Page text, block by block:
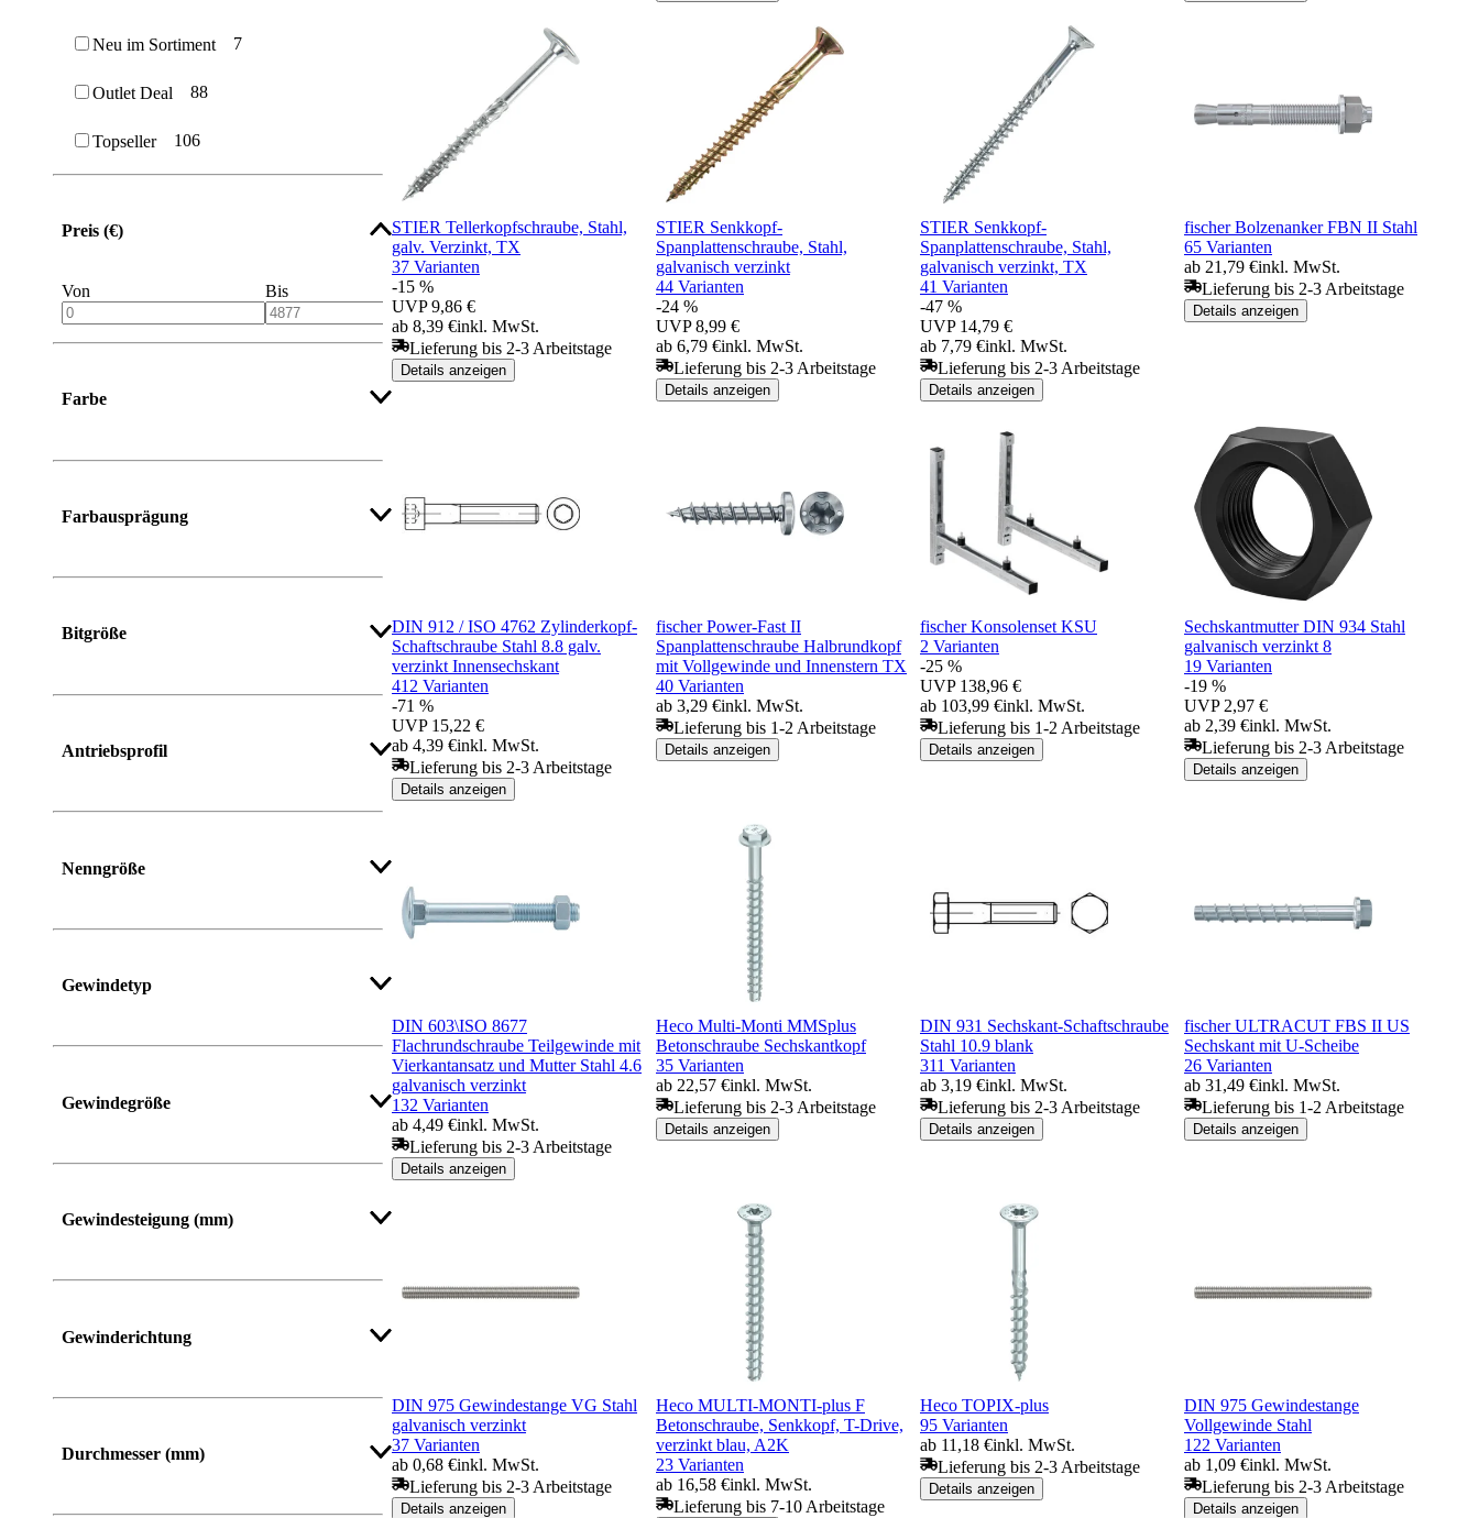
Neu im Sortiment 7
Outlet Deal 88
Topseller 106
Preis (€)
Von Bis
Farbe
Farbausprägung
Bitgröße
Antriebsprofil
Nenngröße
Gewindetyp
Gewindegröße
Gewindesteigung (mm)
Gewinderichtung
Durchmesser (mm)
STIER Tellerkopfschraube, Stahl,
galv. Verzinkt, TX
37 Varianten
-15 %
UVP 9,86 €
ab 8,39 €inkl. MwSt.
Lieferung bis 2-3 Arbeitstage
Details anzeigen
STIER Senkkopf-
Spanplattenschraube, Stahl,
galvanisch verzinkt
44 Varianten
-24 %
UVP 8,99 €
ab 6,79 €inkl. MwSt.
Lieferung bis 2-3 Arbeitstage
Details anzeigen
STIER Senkkopf-
Spanplattenschraube, Stahl,
galvanisch verzinkt, TX
41 Varianten
-47 %
UVP 14,79 €
ab 7,79 €inkl. MwSt.
Lieferung bis 2-3 Arbeitstage
Details anzeigen
fischer Bolzenanker FBN II Stahl
65 Varianten
ab 21,79 €inkl. MwSt.
Lieferung bis 2-3 Arbeitstage
Details anzeigen
DIN 912 / ISO 4762 Zylinderkopf-
Schaftschraube Stahl 8.8 galv.
verzinkt Innensechskant
412 Varianten
-71 %
UVP 15,22 €
ab 4,39 €inkl. MwSt.
Lieferung bis 2-3 Arbeitstage
Details anzeigen
fischer Power-Fast II
Spanplattenschraube Halbrundkopf
mit Vollgewinde und Innenstern TX
40 Varianten
ab 3,29 €inkl. MwSt.
Lieferung bis 1-2 Arbeitstage
Details anzeigen
fischer Konsolenset KSU
2 Varianten
-25 %
UVP 138,96 €
ab 103,99 €inkl. MwSt.
Lieferung bis 1-2 Arbeitstage
Details anzeigen
Sechskantmutter DIN 934 Stahl
galvanisch verzinkt 8
19 Varianten
-19 %
UVP 2,97 €
ab 2,39 €inkl. MwSt.
Lieferung bis 2-3 Arbeitstage
Details anzeigen
DIN 603\ISO 8677
Flachrundschraube Teilgewinde mit
Vierkantansatz und Mutter Stahl 4.6
galvanisch verzinkt
132 Varianten
ab 4,49 €inkl. MwSt.
Lieferung bis 2-3 Arbeitstage
Details anzeigen
Heco Multi-Monti MMSplus
Betonschraube Sechskantkopf
35 Varianten
ab 22,57 €inkl. MwSt.
Lieferung bis 2-3 Arbeitstage
Details anzeigen
DIN 931 Sechskant-Schaftschraube
Stahl 10.9 blank
311 Varianten
ab 3,19 €inkl. MwSt.
Lieferung bis 2-3 Arbeitstage
Details anzeigen
fischer ULTRACUT FBS II US
Sechskant mit U-Scheibe
26 Varianten
ab 31,49 €inkl. MwSt.
Lieferung bis 1-2 Arbeitstage
Details anzeigen
DIN 975 Gewindestange VG Stahl
galvanisch verzinkt
37 Varianten
ab 0,68 €inkl. MwSt.
Lieferung bis 2-3 Arbeitstage
Details anzeigen
Heco MULTI-MONTI-plus F
Betonschraube, Senkkopf, T-Drive,
verzinkt blau, A2K
23 Varianten
ab 16,58 €inkl. MwSt.
Lieferung bis 7-10 Arbeitstage
Heco TOPIX-plus
95 Varianten
ab 11,18 €inkl. MwSt.
Lieferung bis 2-3 Arbeitstage
Details anzeigen
DIN 975 Gewindestange
Vollgewinde Stahl
122 Varianten
ab 1,09 €inkl. MwSt.
Lieferung bis 2-3 Arbeitstage
Details anzeigen